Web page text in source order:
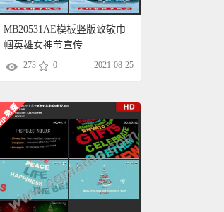
MB20531AE模板竖版致敬巾
帼英雄女神节宣传
273 0 2021-08-25